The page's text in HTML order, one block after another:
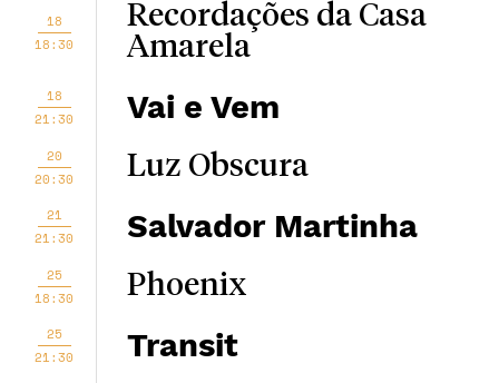
18
18:30
Recordações da Casa
Amarela
18
21:30
Vai e Vem
20
20:30
Luz Obscura
21
21:30
Salvador Martinha
25
18:30
Phoenix
25
21:30
Transit